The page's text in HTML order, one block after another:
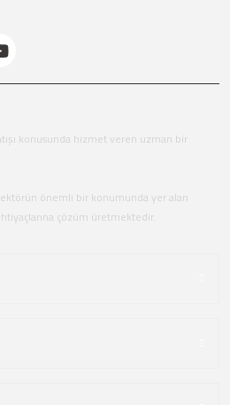
konusunda hizmet veren uzman bir
önemli bir konumunda yer alan
çözüm üretmektedir.